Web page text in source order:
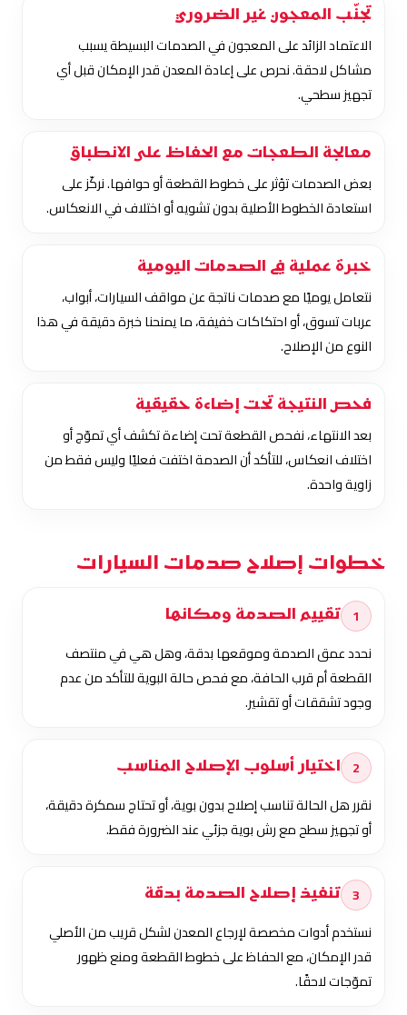
تجنّب المعجون غير الضروري
الاعتماد الزائد على المعجون في الصدمات البسيطة يسبب
مشاكل لاحقة. نحرص على إعادة المعدن قدر الإمكان قبل أي
تجهيز سطحي.
معالجة الطعجات مع الحفاظ على الانطباق
بعض الصدمات تؤثر على خطوط القطعة أو حوافها. نركّز على
استعادة الخطوط الأصلية بدون تشويه أو اختلاف في الانعكاس.
خبرة عملية في الصدمات اليومية
نتعامل يوميًا مع صدمات ناتجة عن مواقف السيارات، أبواب،
عربات تسوق، أو احتكاكات خفيفة، ما يمنحنا خبرة دقيقة في هذا
النوع من الإصلاح.
فحص النتيجة تحت إضاءة حقيقية
بعد الانتهاء، نفحص القطعة تحت إضاءة تكشف أي تموّج أو
اختلاف انعكاس، للتأكد أن الصدمة اختفت فعليًا وليس فقط من
زاوية واحدة.
خطوات إصلاح صدمات السيارات
1 تقييم الصدمة ومكانها
نحدد عمق الصدمة وموقعها بدقة، وهل هي في منتصف
القطعة أم قرب الحافة، مع فحص حالة البوية للتأكد من عدم
وجود تشققات أو تقشير.
2 اختيار أسلوب الإصلاح المناسب
نقرر هل الحالة تناسب إصلاح بدون بوية، أو تحتاج سمكرة دقيقة،
أو تجهيز سطح مع رش بوية جزئي عند الضرورة فقط.
3 تنفيذ إصلاح الصدمة بدقة
نستخدم أدوات مخصصة لإرجاع المعدن لشكل قريب من الأصلي
قدر الإمكان، مع الحفاظ على خطوط القطعة ومنع ظهور
تموّجات لاحقًا.